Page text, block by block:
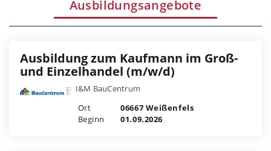
Ausbildungsangebote
Ausbildung zum Kaufmann im Groß-
und Einzelhandel (m/w/d)
I&M BauCentrum
Ort
06667 Weißenfels
Beginn
01.09.2026